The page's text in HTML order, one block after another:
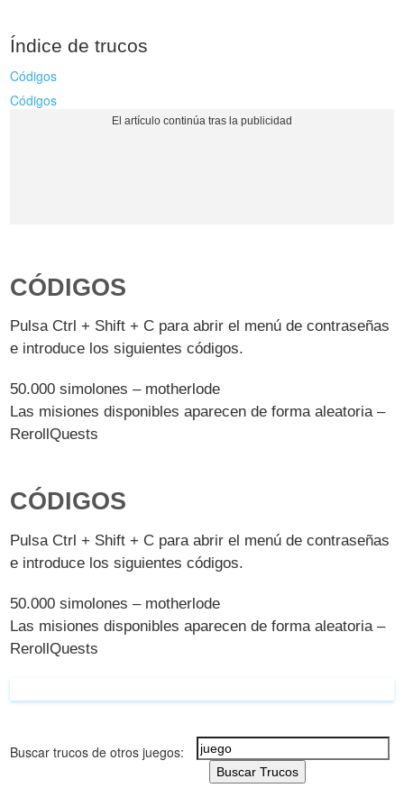
Índice de trucos
Códigos
Códigos
CÓDIGOS
Pulsa Ctrl + Shift + C para abrir el menú de contraseñas
e introduce los siguientes códigos.
50.000 simolones – motherlode
Las misiones disponibles aparecen de forma aleatoria –
RerollQuests
CÓDIGOS
Pulsa Ctrl + Shift + C para abrir el menú de contraseñas
e introduce los siguientes códigos.
50.000 simolones – motherlode
Las misiones disponibles aparecen de forma aleatoria –
RerollQuests
Buscar trucos de otros juegos:
Buscar Trucos